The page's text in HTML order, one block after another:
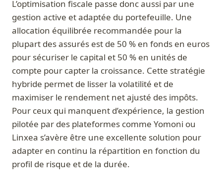
L’optimisation fiscale passe donc aussi par une
gestion active et adaptée du portefeuille. Une
allocation équilibrée recommandée pour la
plupart des assurés est de 50 % en fonds en euros
pour sécuriser le capital et 50 % en unités de
compte pour capter la croissance. Cette stratégie
hybride permet de lisser la volatilité et de
maximiser le rendement net ajusté des impôts.
Pour ceux qui manquent d’expérience, la gestion
pilotée par des plateformes comme Yomoni ou
Linxea s’avère être une excellente solution pour
adapter en continu la répartition en fonction du
profil de risque et de la durée.